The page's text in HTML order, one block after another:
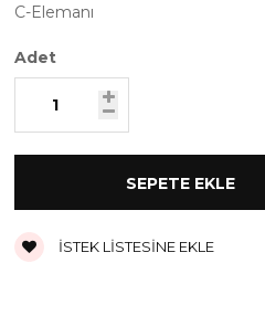
C-Elemanı
Adet
İSTEK LISTESINE EKLE